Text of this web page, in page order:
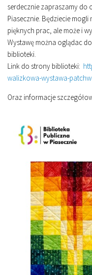
serdecznie zapraszamy do
Piasecznie. Będziecie
pięknych prac, ale może i
Wystawę można oglądac
biblioteki.
Link do strony biblioteki:
walizkowa-wystawa-
Oraz informacje